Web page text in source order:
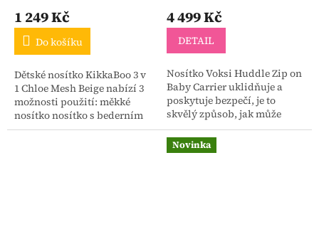
1 249 Kč
Do košíku
Dětské nosítko KikkaBoo 3 v
1 Chloe Mesh Beige nabízí 3
možnosti použití: měkké
nosítko nosítko s bederním
sedákem samostatný
4 499 Kč
DETAIL
Nosítko Voksi Huddle Zip on
Baby Carrier uklidňuje a
poskytuje bezpečí, je to
skvělý způsob, jak může
tatínek, maminka nebo
partner ulevit dítěti a
zároveň si k němu
Novinka